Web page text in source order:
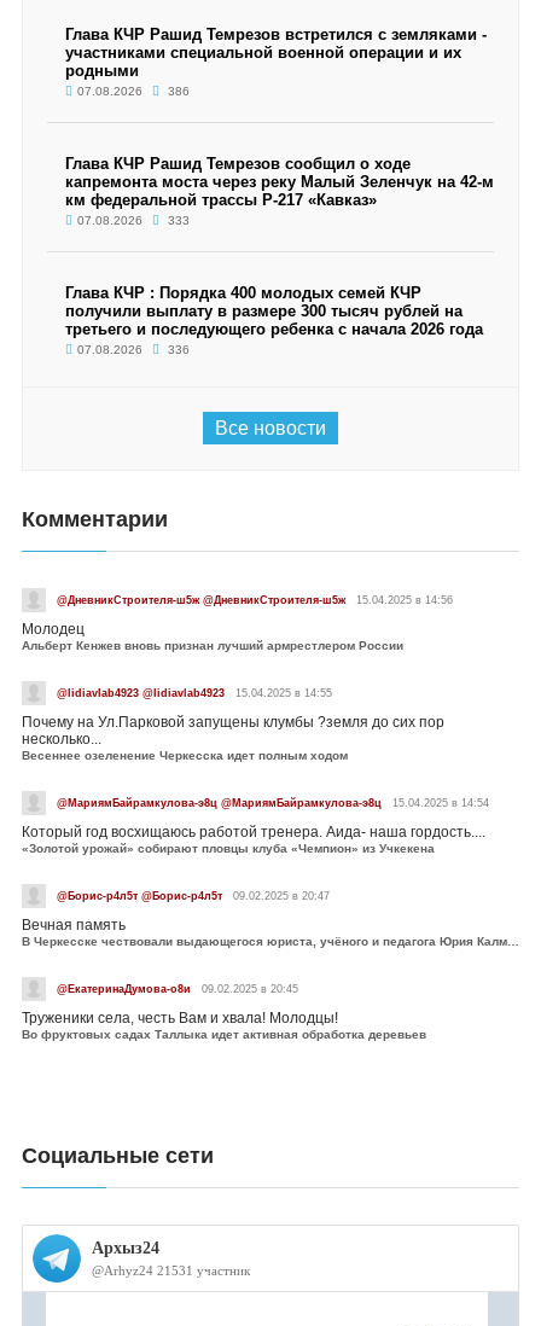
Глава КЧР Рашид Темрезов встретился с земляками -
участниками специальной военной операции и их
родными
07.08.2026 386
Глава КЧР Рашид Темрезов сообщил о ходе
капремонта моста через реку Малый Зеленчук на 42-м
км федеральной трассы Р-217 «Кавказ»
07.08.2026 333
Глава КЧР : Порядка 400 молодых семей КЧР
получили выплату в размере 300 тысяч рублей на
третьего и последующего ребенка с начала 2026 года
07.08.2026 336
Все новости
Комментарии
@ДневникСтроителя-ш5ж @ДневникСтроителя-ш5ж 15.04.2025 в 14:56
Молодец
Альберт Кенжев вновь признан лучший армрестлером России
@lidiavlab4923 @lidiavlab4923 15.04.2025 в 14:55
Почему на Ул.Парковой запущены клумбы ?земля до сих пор
несколько...
Весеннее озеленение Черкесска идет полным ходом
@МариямБайрамкулова-э8ц @МариямБайрамкулова-э8ц 15.04.2025 в 14:54
Который год восхищаюсь работой тренера. Аида- наша гордость....
«Золотой урожай» собирают пловцы клуба «Чемпион» из Учкекена
@Борис-р4л5т @Борис-р4л5т 09.02.2025 в 20:47
Вечная память
В Черкесске чествовали выдающегося юриста, учёного и педагога Юрия Калмыкова
@ЕкатеринаДумова-о8и 09.02.2025 в 20:45
Труженики села, честь Вам и хвала! Молодцы!
Во фруктовых садах Таллыка идет активная обработка деревьев
Социальные сети